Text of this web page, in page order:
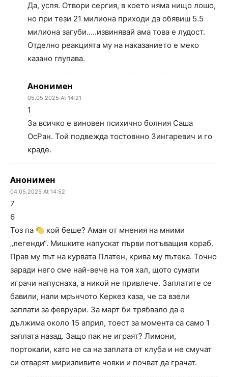
Да, успя. Отвори сергия, в което няма нищо лошо,
но при тези 21 милиона приходи да обявиш 5.5
милиона загуби…..извинявай ама това е лудост.
Отделно реакцията му на наказанието е меко
казано глупава.
Анонимен
05.05.2025 At 14:21
1
За всичко е виновен психично болния Саша
ОсРан. Той подвежда тостовнно Зингаревич и го
краде.
Анонимен
04.05.2025 At 14:52
7
6
Тоз па
кой беше? Аман от мнения на мними
„легенди“. Мишките напускат първи потъващия кораб.
Прав му път на курвата Платен, крива му пътека. Точно
заради него сме най-вече на тоя хал, щото сумати
играчи напуснаха, а никой не привлече. Заплатите се
бавили, нали мрънчото Керкез каза, че са взели
заплати за февруари. За март би трябвало да е
дължима около 15 април, тоест за момента са само 1
заплата назад. Защо пак не играят? Лимони,
портокали, като не са на заплата от клуба и не смучат
си отварят миризливите човки и почват да грачат.